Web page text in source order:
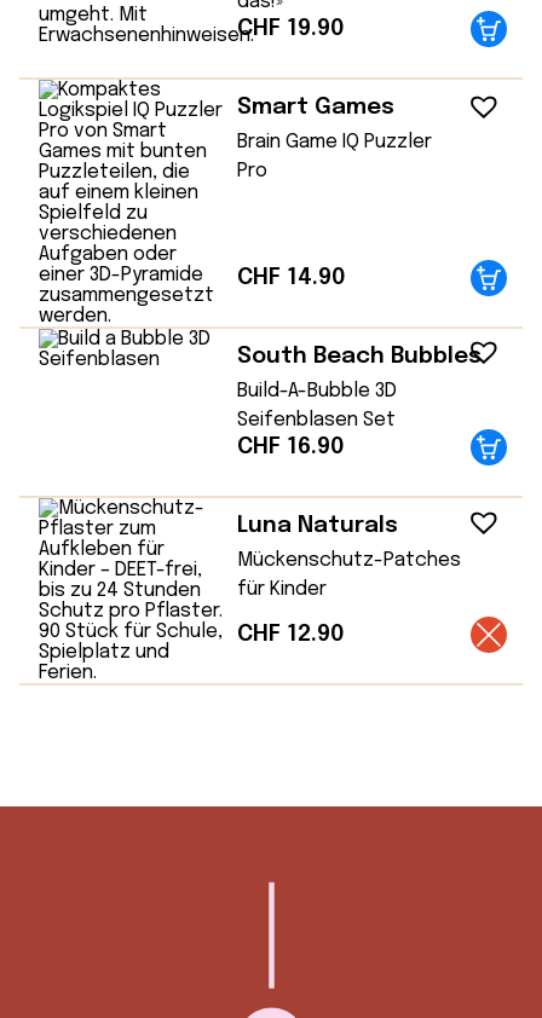
CHF 19.90
Smart Games
Brain Game IQ Puzzler
Pro
CHF 14.90
South Beach Bubbles
Build-A-Bubble 3D
Seifenblasen Set
CHF 16.90
Luna Naturals
Mückenschutz-Patches
für Kinder
CHF 12.90